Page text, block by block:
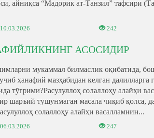
айниқса “Мадорик ат-Танзил” тафсири
10.03.2026 242
АСОСИДИР
мукаммал билмаслик оқибатида,
ҳанафий мазҳабидан келган далилларга
тўғрими?Расулуллоҳ солаллоҳу алайҳи
шаръий тушунмаган масала чиқиб қолса,
солаллоҳу алайҳи васалламнин...
06.03.2026 247